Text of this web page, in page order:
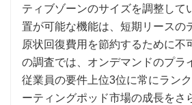
ティブゾーンのサイズを調整して
置が可能な機能は、短期リースの
原状回復費用を節約するために不
の調査では、オンデマンドのプラ
従業員の要件上位3位に常にラン
ーティングポッド市場の成長をさ